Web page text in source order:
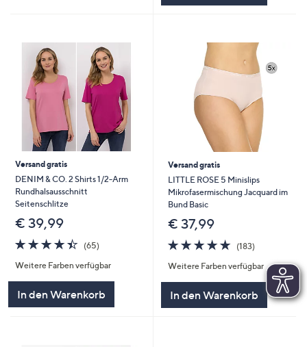
Versand gratis
DENIM & CO. 2 Shirts 1/2-Arm
Rundhalsausschnitt
Seitenschlitze
€ 39,99
4.4
von
5
(65)
Weitere Farben verfügbar
In den Warenkorb
Versand gratis
LITTLE ROSE 5 Minislips
Mikrofasermischung Jacquard im
Bund Basic
€ 37,99
4.7
von
5
(183)
Weitere Farben verfügbar
In den Warenkorb